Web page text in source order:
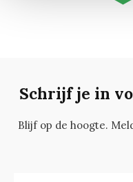
Schrijf je in
Blijf op de hoogte.